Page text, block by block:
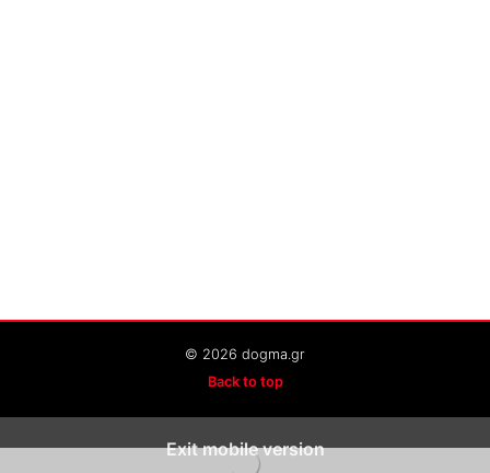
© 2026 dogma.gr
Back to top
Exit mobile version